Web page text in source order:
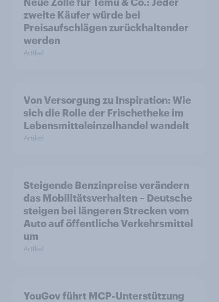
zweite Käufer würde bei
Preisaufschlägen zurückhaltender
werden
Artikel
Von Versorgung zu Inspiration: Wie
sich die Rolle der Frischetheke im
Lebensmitteleinzelhandel wandelt
Artikel
Steigende Benzinpreise verändern
das Mobilitätsverhalten – Deutsche
steigen bei längeren Strecken vom
Auto auf öffentliche Verkehrsmittel
um
Artikel
YouGov führt MCP-Unterstützung